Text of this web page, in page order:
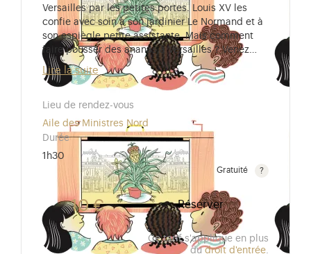
Versailles par les petites portes. Louis XV les
confie avec soin à son jardinier Le Normand et à
son espiègle petite assistante. Mais comment
faire pousser des ananas à Versailles ? Venez…
Lire la suite
Lieu de rendez-vous
Aile des Ministres Nord
Durée
1h30
Gratuité
Gratuit pour les enfants de moins de 10 ans.
10 € Réserver
Ce tarif s'applique en plus
dudroit d'entrée.